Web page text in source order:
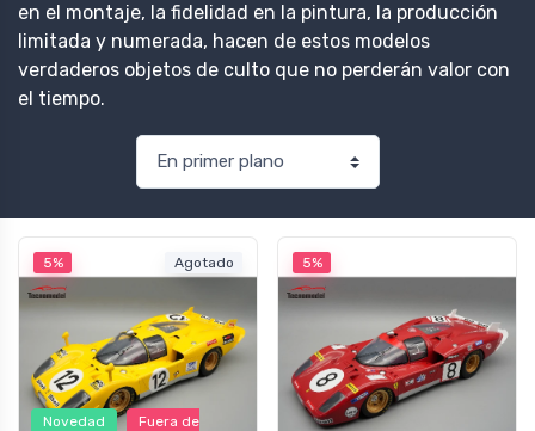
en el montaje, la fidelidad en la pintura, la producción
limitada y numerada, hacen de estos modelos
verdaderos objetos de culto que no perderán valor con
el tiempo.
5% Agotado
Novedad
Fuera de
5%